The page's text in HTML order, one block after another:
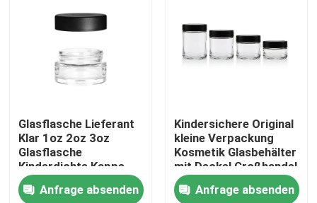
Produkte
Videos
Über uns
Fabrik-Ausflug
Glasflasche Lieferant
Klar 1oz 2oz 3oz
Glasflasche
Kinderdichte Kappe
Lufttett Geruchsfeste
Behälter
Anfrage absenden
Kindersichere Original
kleine Verpackung
Kosmetik Glasbehälter
mit Deckel Großhandel
Anfrage absenden